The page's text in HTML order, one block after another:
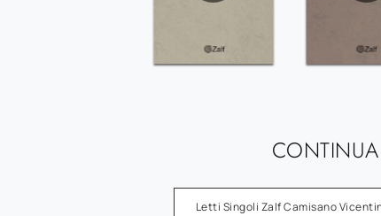
Letti Singoli Zalf Camisano